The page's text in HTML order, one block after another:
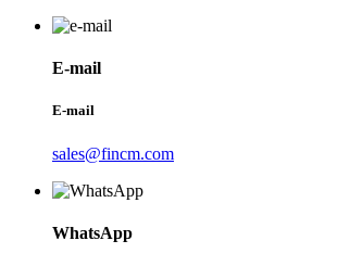
E-mail
E-mail
sales@fincm.com
WhatsApp